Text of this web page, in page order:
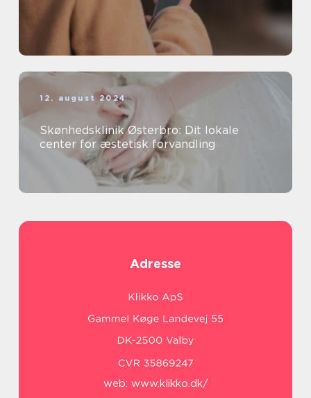
12. august 2024
Skønhedsklinik Østerbro: Dit lokale
center for æstetisk forvandling
Adresse
web: www.klikko.dk/